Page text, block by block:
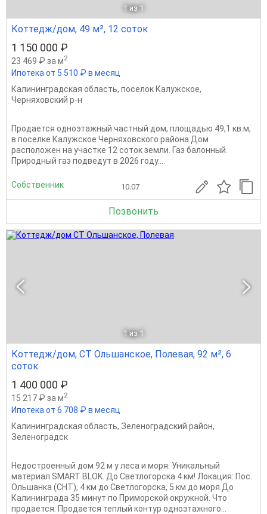
1 из 1
Коттедж/дом, 49 м², 12 соток
1 150 000 ₽
23 469 ₽ за м2
Ипотека от 5 510 ₽ в месяц
Калининградская область, поселок Калужское,
Черняховский р-н
Продается одноэтажный частный дом, площадью 49,1 кв.м,
в поселке Калужское Черняховского района.Дом
расположен на участке 12 соток земли. Газ балонный.
Природный газ подведут в 2026 году....
Собственник 10.07
Позвонить
1 из 1
Коттедж/дом, СТ Ольшанское, Полевая, 92 м², 6
соток
1 400 000 ₽
15 217 ₽ за м2
Ипотека от 6 708 ₽ в месяц
Калининградская область, Зеленоградский район,
Зеленоградск
Недостроенный дом 92 м у леса и моря. Уникальный
материал SMART BLOK. До Светлогорска 4 км! Локация: Пос.
Ольшанка (СНТ), 4 км до Светлогорска, 5 км до моря.До
Калининграда 35 минут по Приморской окружной. Что
продается: Продается теплый контур одноэтажного...